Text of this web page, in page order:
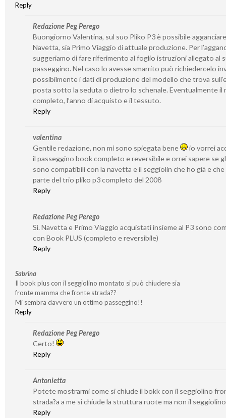
Reply
Redazione Peg Perego
Buongiorno Valentina, sul suo Pliko P3 è possibile
Navetta, sia Primo Viaggio di attuale produzione. Per
suggeriamo di fare riferimento al foglio istruzioni allegato al
passeggino. Nel caso lo avesse smarrito può richiedercelo
possibilmente i dati di produzione del modello che trova
posta sotto la seduta o dietro lo schenale. Eventualmente il
completo, l’anno di acquisto e il tessuto.
Reply
valentina
Gentile redazione, non mi sono spiegata bene
io vorrei
il passeggino book completo e reversibile e orrei sapere se
sono compatibili con la navetta e il seggiolin che ho già e
parte del trio pliko p3 completo del 2008
Reply
Redazione Peg Perego
Sì. Navetta e Primo Viaggio acquistati insieme al P3 sono
con Book PLUS (completo e reversibile)
Reply
Sabrina
Il book plus con il seggiolino montato si può chiudere sia
fronte mamma che fronte strada??
Mi sembra davvero un ottimo passeggino!!
Reply
Redazione Peg Perego
Certo!
Reply
Antonietta
Potete mostrarmi come si chiude il bokk con il seggiolino
strada?a a me si chiude la struttura ruote ma non il seggiolino
Reply